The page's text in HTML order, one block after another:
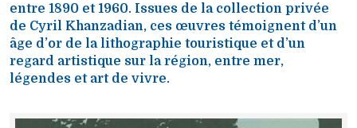
entre 1890 et 1960. Issues de la collection privée
de Cyril Khanzadian, ces œuvres témoignent d’un
âge d’or de la lithographie touristique et d’un
regard artistique sur la région, entre mer,
légendes et art de vivre.